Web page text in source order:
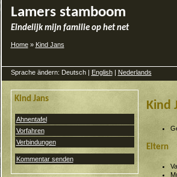
Lamers stamboom
Eindelijk mijn familie op het net
Home» Kind Jans
Sprache ändern: Deutsch | English| Nederlands
Kind Jans
Ahnentafel
Vorfahren
Verbindungen
Kommentar senden
Kind
Eltern